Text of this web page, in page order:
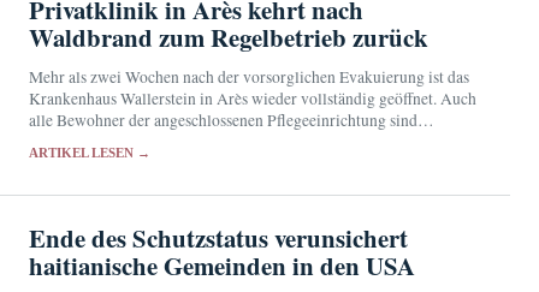
Privatklinik in Arès kehrt nach
Waldbrand zum Regelbetrieb zurück
Mehr als zwei Wochen nach der vorsorglichen Evakuierung ist das
Krankenhaus Wallerstein in Arès wieder vollständig geöffnet. Auch
alle Bewohner der angeschlossenen Pflegeeinrichtung sind
ARTIKEL LESEN →
Ende des Schutzstatus verunsichert
haitianische Gemeinden in den USA